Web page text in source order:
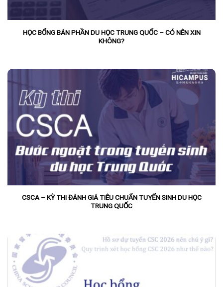
HỌC BỔNG BÁN PHẦN DU HỌC TRUNG QUỐC – CÓ NÊN XIN
KHÔNG?
CSCA – KỲ THI ĐÁNH GIÁ TIÊU CHUẨN TUYỂN SINH DU HỌC
TRUNG QUỐC